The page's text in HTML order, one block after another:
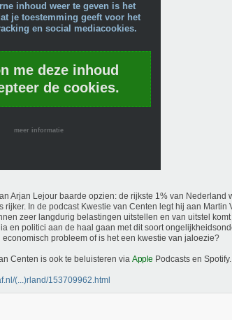
inhoud weer te geven is het
je toestemming geeft voor het
en social mediacookies.
me deze inhoud
de cookies.
meer informatie
Arjan Lejour baarde opzien: de rijkste 1% van Nederland
rijker. In de podcast Kwestie van Centen legt hij aan Martin
zeer langdurig belastingen uitstellen en van uitstel komt
en politici aan de haal gaan met dit soort
economisch probleem of is het een kwestie van jaloezie?
Centen is ook te beluisteren via Apple Podcasts en Spotify.
(...)rland/153709962.html